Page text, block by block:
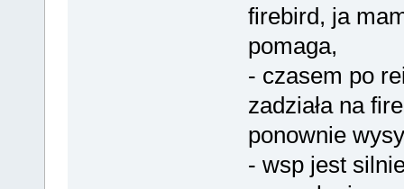
firebird, ja
pomaga,
- czasem po
zadziała na
ponownie
- wsp jest